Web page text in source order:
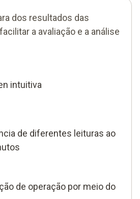
dos resultados das
a avaliação e a análise
intuitiva
de diferentes leituras ao
de operação por meio do